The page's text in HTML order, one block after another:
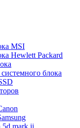
MSI
Hewlett Packard
блока
5d mark ii